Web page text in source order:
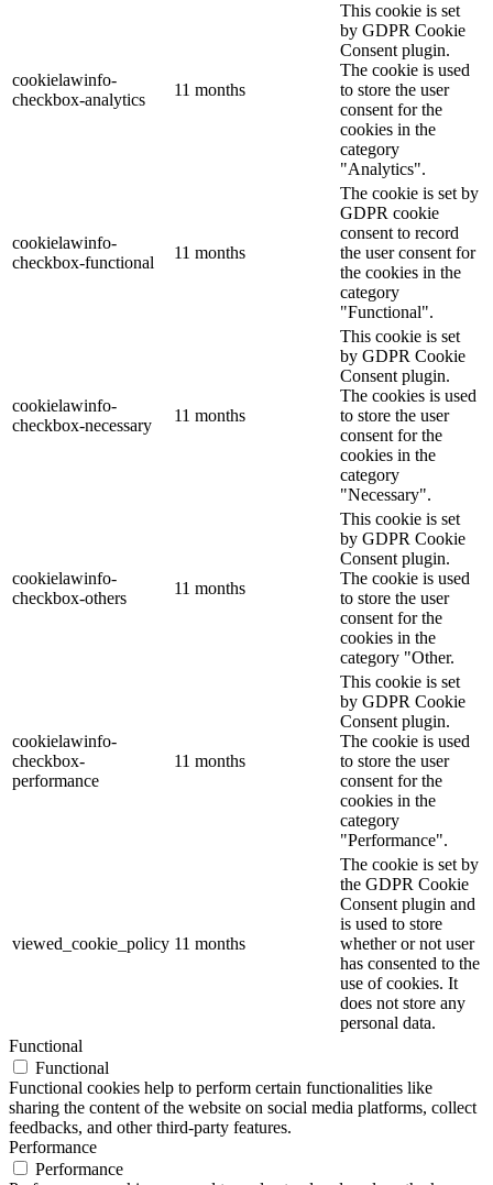
cookielawinfo-
checkbox-analytics
11 months
This cookie is set
by GDPR Cookie
Consent plugin.
The cookie is used
to store the user
consent for the
cookies in the
category
"Analytics".
cookielawinfo-
checkbox-functional
11 months
The cookie is set by
GDPR cookie
consent to record
the user consent for
the cookies in the
category
"Functional".
cookielawinfo-
checkbox-necessary
11 months
This cookie is set
by GDPR Cookie
Consent plugin.
The cookies is used
to store the user
consent for the
cookies in the
category
"Necessary".
cookielawinfo-
checkbox-others
11 months
This cookie is set
by GDPR Cookie
Consent plugin.
The cookie is used
to store the user
consent for the
cookies in the
category "Other.
cookielawinfo-
checkbox-
performance
11 months
This cookie is set
by GDPR Cookie
Consent plugin.
The cookie is used
to store the user
consent for the
cookies in the
category
"Performance".
viewed_cookie_policy 11 months
The cookie is set by
the GDPR Cookie
Consent plugin and
is used to store
whether or not user
has consented to the
use of cookies. It
does not store any
personal data.
Functional
Functional
Functional cookies help to perform certain functionalities like
sharing the content of the website on social media platforms, collect
feedbacks, and other third-party features.
Performance
Performance